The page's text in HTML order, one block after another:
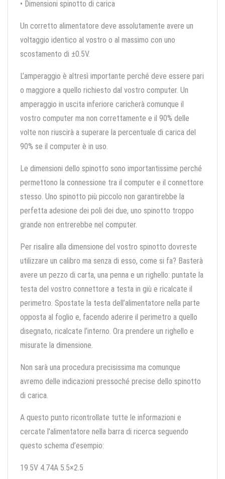
• Dimensioni spinotto di carica
Un corretto alimentatore deve assolutamente avere un
voltaggio identico al vostro o al massimo con uno
scostamento di ±0.5V.
L’amperaggio è altresì importante perché deve essere pari
o maggiore a quello richiesto dal vostro computer. Un
amperaggio in uscita inferiore caricherà comunque il
vostro computer ma non correttamente e il 90% delle
volte non riuscirà a superare la percentuale di carica del
90% se il computer è in uso.
Le dimensioni dello spinotto sono importantissime perché
permettono la connessione tra il computer e il connettore
stesso. Uno spinotto più piccolo non garantirebbe la
perfetta adesione dei poli dei due, uno spinotto troppo
grande non entrerebbe nel computer.
Per risalire alla dimensione del vostro spinotto dovreste
utilizzare un calibro ma senza di esso, come si fa? Basterà
avere un pezzo di carta, una penna e un righello: puntate la
testa del vostro connettore a testa in giù e ricalcate il
perimetro. Spostate la testa dell’alimentatore nella parte
opposta al foglio e, facendo aderire il perimetro a quello
disegnato, ricalcate l’interno. Ora prendere un righello e
misurate la dimensione.
Non sarà una procedura precisissima ma comunque
avremo delle indicazioni pressoché precise dello spinotto
di carica.
A questo punto ricontrollate tutte le informazioni e
cercate l’alimentatore nella barra di ricerca seguendo
questo schema d’esempio:
19.5V 4.74A 5.5×2.5